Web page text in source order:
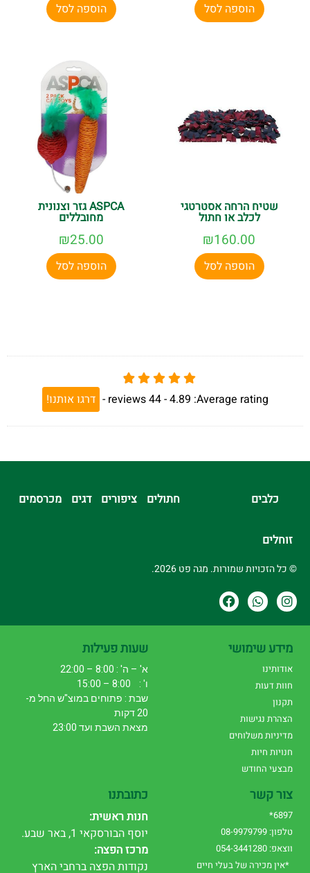
הוספה לסל הוספה לסל
שטיח הרחה אסטרטגי
לכלב או חתול
₪160.00
הוספה לסל
ASPCA גזר וצנונית
מחובללים
₪25.00
הוספה לסל
Average rating:
4.89 -
44
reviews
- דרגו אותנו!
כלבים חתולים ציפורים דגים מכרסמים
זוחלים
© כל הזכויות שמורות. מגה פט 2026.
מידע שימושי
אודותינו
חוות דעות
תקנון
הצהרת נגישות
מדיניות משלוחים
חנויות חיות
מבצעי החודש
שעות פעילות
א' – ה' : 8:00 – 22:00
ו' : 8:00 – 15:00
שבת : פתוחים במוצ"ש החל מ-
20 דקות
מצאת השבת ועד 23:00
צור קשר
6897*
טלפון: 08-9979799
ווצאפ: 054-3441280
*אין מכירה של בעלי חיים
כתובתנו
חנות ראשית:
יוסף הבורסקאי 1, באר שבע.
מרכז הפצה:
נקודות הפצה ברחבי הארץ